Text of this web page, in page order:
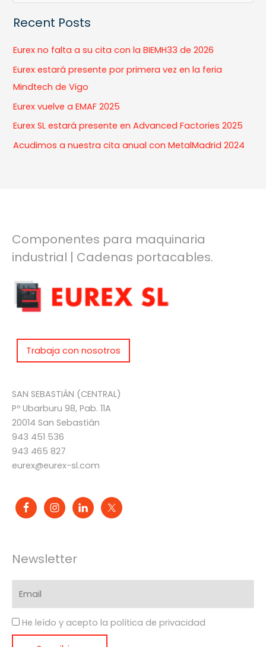
e
a
h
f
o
r
:
Recent Posts
Eurex no falta a su cita con la BIEMH33 de 2026
Eurex estará presente por primera vez en la feria
Mindtech de Vigo
Eurex vuelve a EMAF 2025
Eurex SL estará presente en Advanced Factories 2025
Acudimos a nuestra cita anual con MetalMadrid 2024
Componentes para maquinaria
industrial | Cadenas portacables.
Trabaja con nosotros
SAN SEBASTIÁN (CENTRAL)
Pº Ubarburu 98, Pab. 11A
20014 San Sebastián
943 451 536
943 465 827
eurex@eurex-sl.com
Newsletter
He leído y acepto la política de privacidad